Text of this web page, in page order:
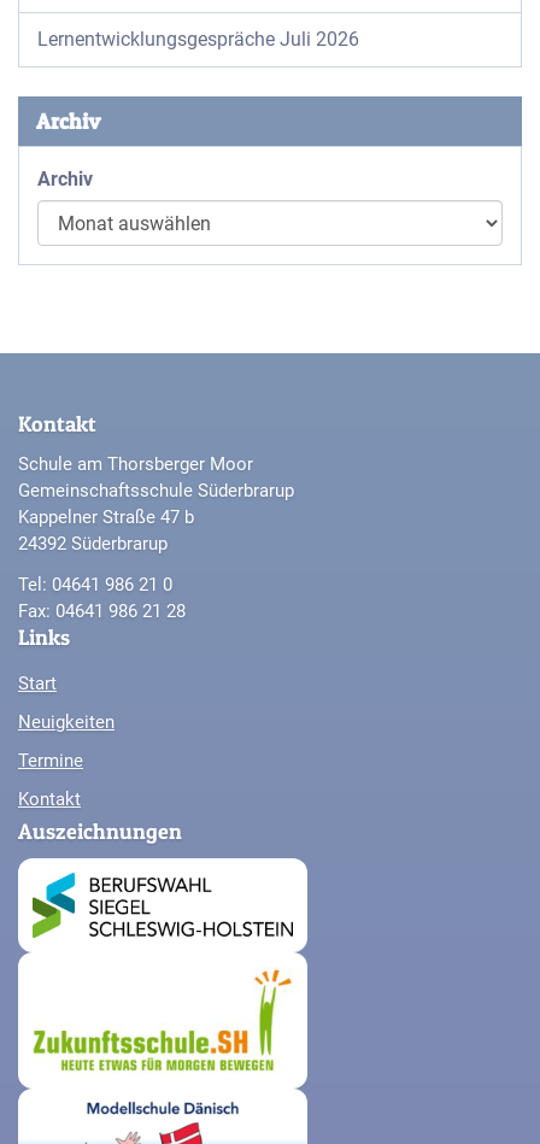
Lernentwicklungsgespräche Juli 2026
Archiv
Archiv
Kontakt
Schule am Thorsberger Moor
Gemeinschaftsschule Süderbrarup
Kappelner Straße 47 b
24392 Süderbrarup
Tel: 04641 986 21 0
Fax: 04641 986 21 28
Links
Start
Neuigkeiten
Termine
Kontakt
Auszeichnungen